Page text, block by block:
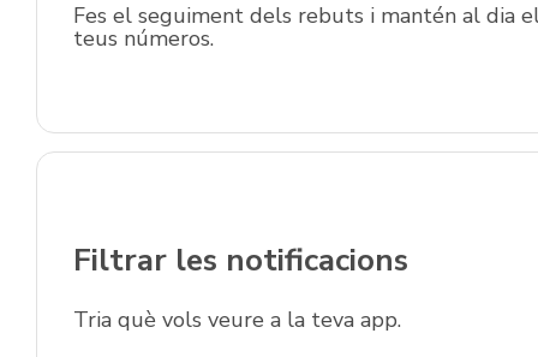
Fes el seguiment dels rebuts i mantén al dia
teus números.
Filtrar les notificacions
Tria què vols veure a la teva app.